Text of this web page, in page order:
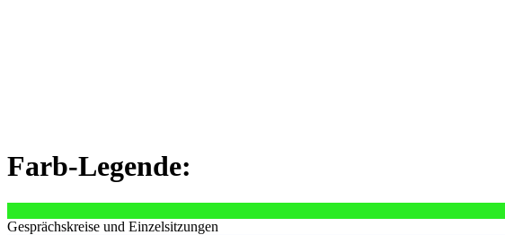
Farb-Legende:
Gesprächskreise und Einzelsitzungen